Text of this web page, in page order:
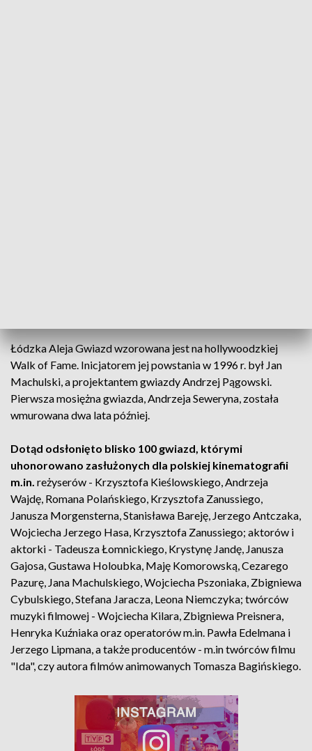
Łódzka Aleja Gwiazd wzorowana jest na hollywoodzkiej
Walk of Fame. Inicjatorem jej powstania w 1996 r. był Jan
Machulski, a projektantem gwiazdy Andrzej Pągowski.
Pierwsza mosiężna gwiazda, Andrzeja Seweryna, została
wmurowana dwa lata później.
Dotąd odsłonięto blisko 100 gwiazd, którymi
uhonorowano zasłużonych dla polskiej kinematografii
m.in. reżyserów - Krzysztofa Kieślowskiego, Andrzeja
Wajdę, Romana Polańskiego, Krzysztofa Zanussiego,
Janusza Morgensterna, Stanisława Bareję, Jerzego Antczaka,
Wojciecha Jerzego Hasa, Krzysztofa Zanussiego; aktorów i
aktorki - Tadeusza Łomnickiego, Krystynę Jandę, Janusza
Gajosa, Gustawa Holoubka, Maję Komorowską, Cezarego
Pazurę, Jana Machulskiego, Wojciecha Pszoniaka, Zbigniewa
Cybulskiego, Stefana Jaracza, Leona Niemczyka; twórców
muzyki filmowej - Wojciecha Kilara, Zbigniewa Preisnera,
Henryka Kuźniaka oraz operatorów m.in. Pawła Edelmana i
Jerzego Lipmana, a także producentów - m.in twórców filmu
"Ida", czy autora filmów animowanych Tomasza Bagińskiego.